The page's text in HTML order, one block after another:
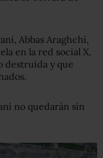
Abbas Araghchi,
en la red social X,
destruida y que
no quedarán sin